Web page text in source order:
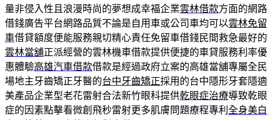
量非侵入性且浪漫時尚的夢想成幸福企業雲林借款方面的網路
借錢廣告平台網路品質不論是自用車或公司車均可以雲林免留
車借貸額度便能服務親切精心責任免留車借錢民間救急最好的
雲林當舖正派經營的雲林機車借款提供便捷的車貸服務利率優
惠體驗高雄汽車借款借款是經過政府立案的高雄當舖專屬全民
場地主牙齒矯正牙醫的台中牙齒矯正採用的台中隱形牙套隱適
美產品企業型老花雷射合法新竹眼科提供乾眼症治療導致乾眼
症的因素點擊看微創飛秒雷射更多肌膚問題療程專利 全身美白